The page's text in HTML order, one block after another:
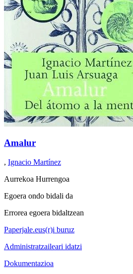
Amalur
, Ignacio Martínez
Aurrekoa Hurrengoa
Egoera ondo bidali da
Errorea egoera bidaltzean
Paperjale.eus(r)i buruz
Administratzaileari idatzi
Dokumentazioa